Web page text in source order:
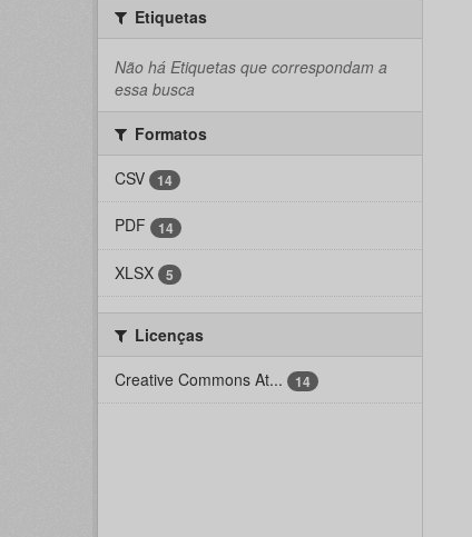
Etiquetas
Não há Etiquetas que correspondam a
essa busca
Formatos
CSV
14
PDF 14
XLSX 5
Licenças
Creative Commons At...
14